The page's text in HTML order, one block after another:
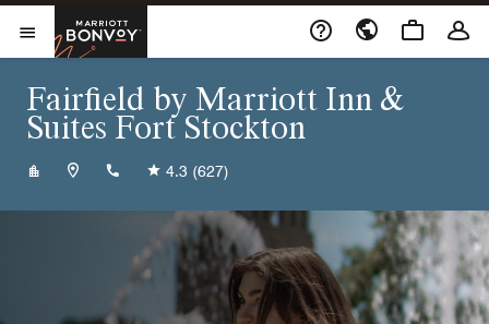
Skip to Content
Abrir menu
Marriott Bonvoy
Fairfield by Marriott Inn &
Suites Fort Stockton
+14322992252
4.3 (627)